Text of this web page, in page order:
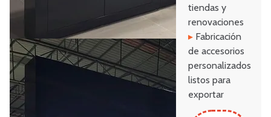
tiendas y
renovaciones
▸ Fabricación
de accesorios
personalizados
listos para
exportar